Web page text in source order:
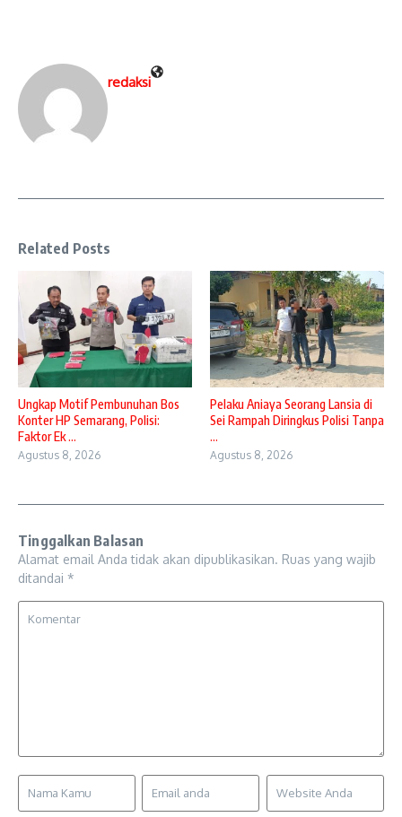
redaksi
Related Posts
Ungkap Motif Pembunuhan Bos
Konter HP Semarang, Polisi:
Faktor Ek ...
Agustus 8, 2026
Pelaku Aniaya Seorang Lansia di
Sei Rampah Diringkus Polisi Tanpa
...
Agustus 8, 2026
Tinggalkan Balasan
Alamat email Anda tidak akan dipublikasikan. Ruas yang wajib
ditandai *